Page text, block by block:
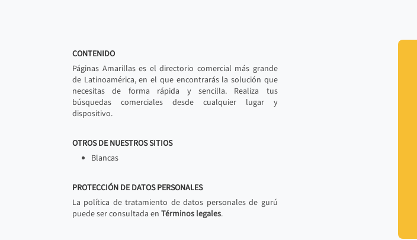
CONTENIDO
Páginas Amarillas es el directorio comercial más grande
de Latinoamérica, en el que encontrarás la solución que
necesitas de forma rápida y sencilla. Realiza tus
búsquedas comerciales desde cualquier lugar y
dispositivo.
OTROS DE NUESTROS SITIOS
Blancas
PROTECCIÓN DE DATOS PERSONALES
La política de tratamiento de datos personales de gurú
puede ser consultada en Términos legales.